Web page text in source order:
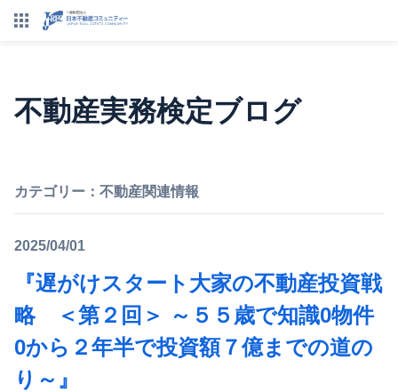
不動産実務検定ブログ
カテゴリー： 不動産関連情報
2025/04/01
『遅がけスタート大家の不動産投資戦
略 ＜第２回＞ ～５５歳で知識0物件
0から２年半で投資額７億までの道の
り～』